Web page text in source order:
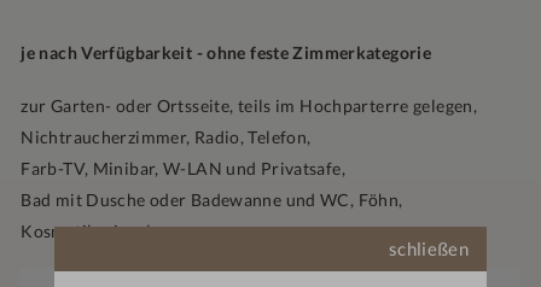
schließen
je nach Verfügbarkeit - ohne feste Zimmerkategorie
zur Garten- oder Ortsseite, teils im Hochparterre gelegen,
Nichtraucherzimmer, Radio, Telefon,
Farb-TV, Minibar, W-LAN und Privatsafe,
Bad mit Dusche oder Badewanne und WC, Föhn,
Kosmetikspiegel